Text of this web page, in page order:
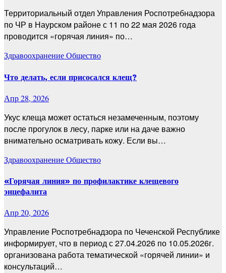
Территориальный отдел Управления Роспотребнадзора
по ЧР в Наурском районе с 11 по 22 мая 2026 года
проводится «горячая линия» по…
ЗдравоохранениеОбщество
Что делать, если присосался клещ?
Апр 28, 2026
Укус клеща может остаться незамеченным, поэтому
после прогулок в лесу, парке или на даче важно
внимательно осматривать кожу. Если вы…
ЗдравоохранениеОбщество
«Горячая линия» по профилактике клещевого
энцефалита
Апр 20, 2026
Управление Роспотребнадзора по Чеченской Республике
информирует, что в период с 27.04.2026 по 10.05.2026г.
организована работа тематической «горячей линии» и
консультаций…